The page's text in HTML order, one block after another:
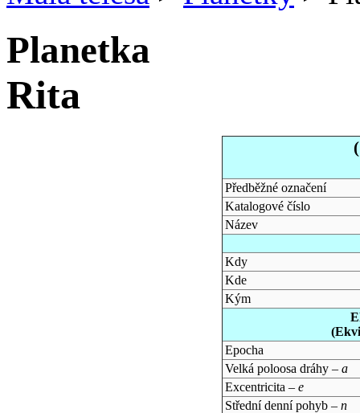
Planetka
Rita
Předběžné označení
Katalogové číslo
Název
Kdy
Kde
Kým
Epocha
Velká poloosa dráhy – a
Excentricita – e
Střední denní pohyb – n